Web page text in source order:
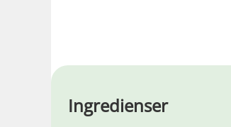
Ingredienser